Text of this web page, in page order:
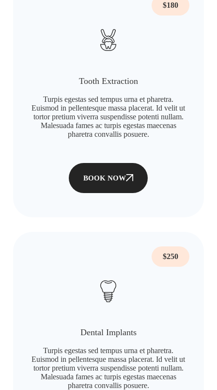
$180
Tooth Extraction
Turpis egestas sed tempus urna et pharetra.
Euismod in pellentesque massa placerat. Id velit ut
tortor pretium viverra suspendisse potenti nullam.
Malesuada fames ac turpis egestas maecenas
pharetra convallis posuere.
BOOK NOW
$250
Dental Implants
Turpis egestas sed tempus urna et pharetra.
Euismod in pellentesque massa placerat. Id velit ut
tortor pretium viverra suspendisse potenti nullam.
Malesuada fames ac turpis egestas maecenas
pharetra convallis posuere.